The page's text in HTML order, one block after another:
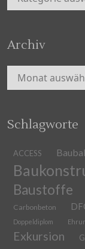
Archiv
Archiv
Schlagworte
ACCESS
Baustoffe
Carbonbeton
Doppeldiplom
Exkursion